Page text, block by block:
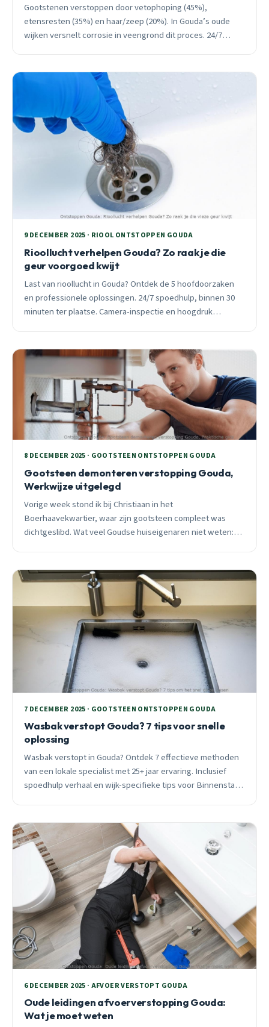
Gootstenen verstoppen door vetophoping (45%),
etensresten (35%) en haar/zeep (20%). In Gouda’s oude
wijken versnelt corrosie in veengrond dit proces. 24/7
9 DECEMBER 2025 · RIOOL ONTSTOPPEN GOUDA
Rioollucht verhelpen Gouda? Zo raak je die
geur voorgoed kwijt
Last van rioollucht in Gouda? Ontdek de 5 hoofdoorzaken
en professionele oplossingen. 24/7 spoedhulp, binnen 30
minuten ter plaatse. Camera-inspectie en hoogdruk
8 DECEMBER 2025 · GOOTSTEEN ONTSTOPPEN GOUDA
Gootsteen demonteren verstopping Gouda,
Werkwijze uitgelegd
Vorige week stond ik bij Christiaan in het
Boerhaavekwartier, waar zijn gootsteen compleet was
dichtgeslibd. Wat veel Goudse huiseigenaren niet weten:
7 DECEMBER 2025 · GOOTSTEEN ONTSTOPPEN GOUDA
Wasbak verstopt Gouda? 7 tips voor snelle
oplossing
Wasbak verstopt in Gouda? Ontdek 7 effectieve methoden
van een lokale specialist met 25+ jaar ervaring. Inclusief
spoedhulp verhaal en wijk-specifieke tips voor Binnenstad,
6 DECEMBER 2025 · AFVOER VERSTOPT GOUDA
Oude leidingen afvoerverstopping Gouda:
Wat je moet weten